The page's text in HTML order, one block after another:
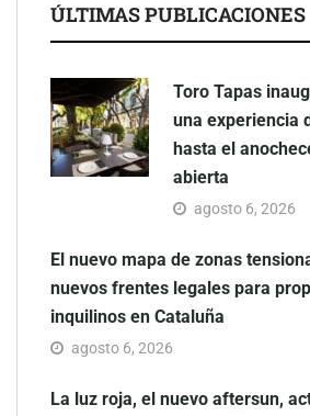
ÚLTIMAS PUBLICACIONES
Toro Tapas
una experiencia
hasta el
abierta
agosto 6, 2026
El nuevo mapa de zonas
nuevos frentes legales para
inquilinos en Cataluña
agosto 6, 2026
La luz roja, el nuevo aftersun,